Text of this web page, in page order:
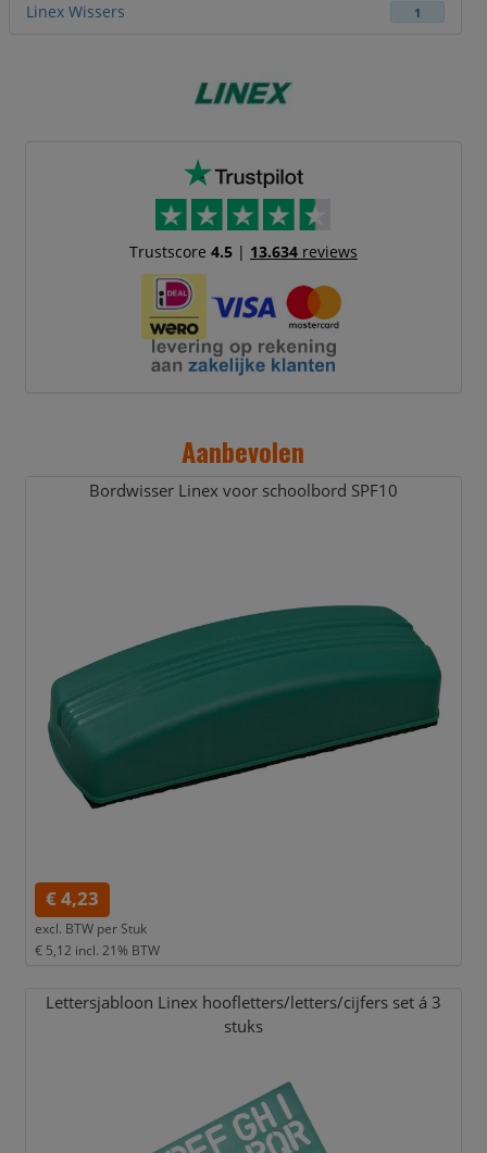
Linex Wissers 1
Trustscore 4.5| 13.634reviews
Aanbevolen
Bordwisser Linex voor schoolbord SPF10
€ 4,23
excl. BTW per Stuk
€ 5,12 incl. 21% BTW
Lettersjabloon Linex hoofletters/letters/cijfers set á 3
stuks